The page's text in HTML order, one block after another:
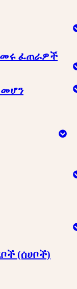
ፈጠራዎች
መሆን
(ሰሀቦች)